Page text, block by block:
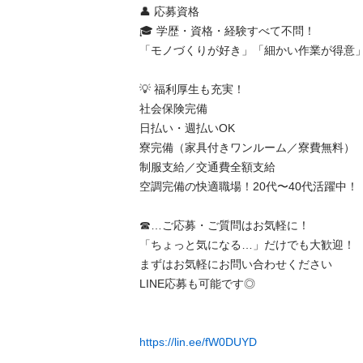
👤 応募資格
🎓 学歴・資格・経験すべて不問！
「モノづくりが好き」「細かい作業が得意
💡 福利厚生も充実！
社会保険完備
日払い・週払いOK
寮完備（家具付きワンルーム／寮費無料）
制服支給／交通費全額支給
空調完備の快適職場！20代〜40代活躍中！
☎…ご応募・ご質問はお気軽に！
「ちょっと気になる…」だけでも大歓迎！
まずはお気軽にお問い合わせください
LINE応募も可能です◎
https://lin.ee/fW0DUYD